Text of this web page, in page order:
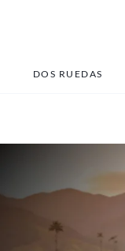
DOS RUEDAS